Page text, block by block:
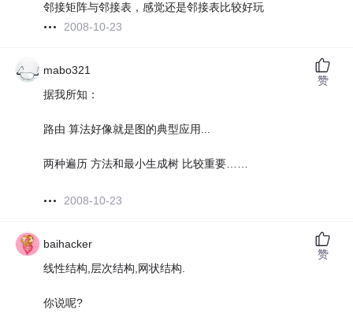
邻接矩阵与邻接表，感觉还是邻接表比较好玩
2008-10-23
mabo321
据我所知：
路由 算法好像就是图的典型应用...
两种遍历 方法和最小生成树 比较重要……
2008-10-23
赞
baihacker
线性结构,层次结构,网状结构.
你说呢?
赞